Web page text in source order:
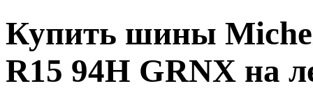
Купить шины
R15 94H GRNX на